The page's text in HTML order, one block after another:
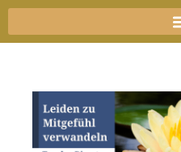
Zum
Inhalt